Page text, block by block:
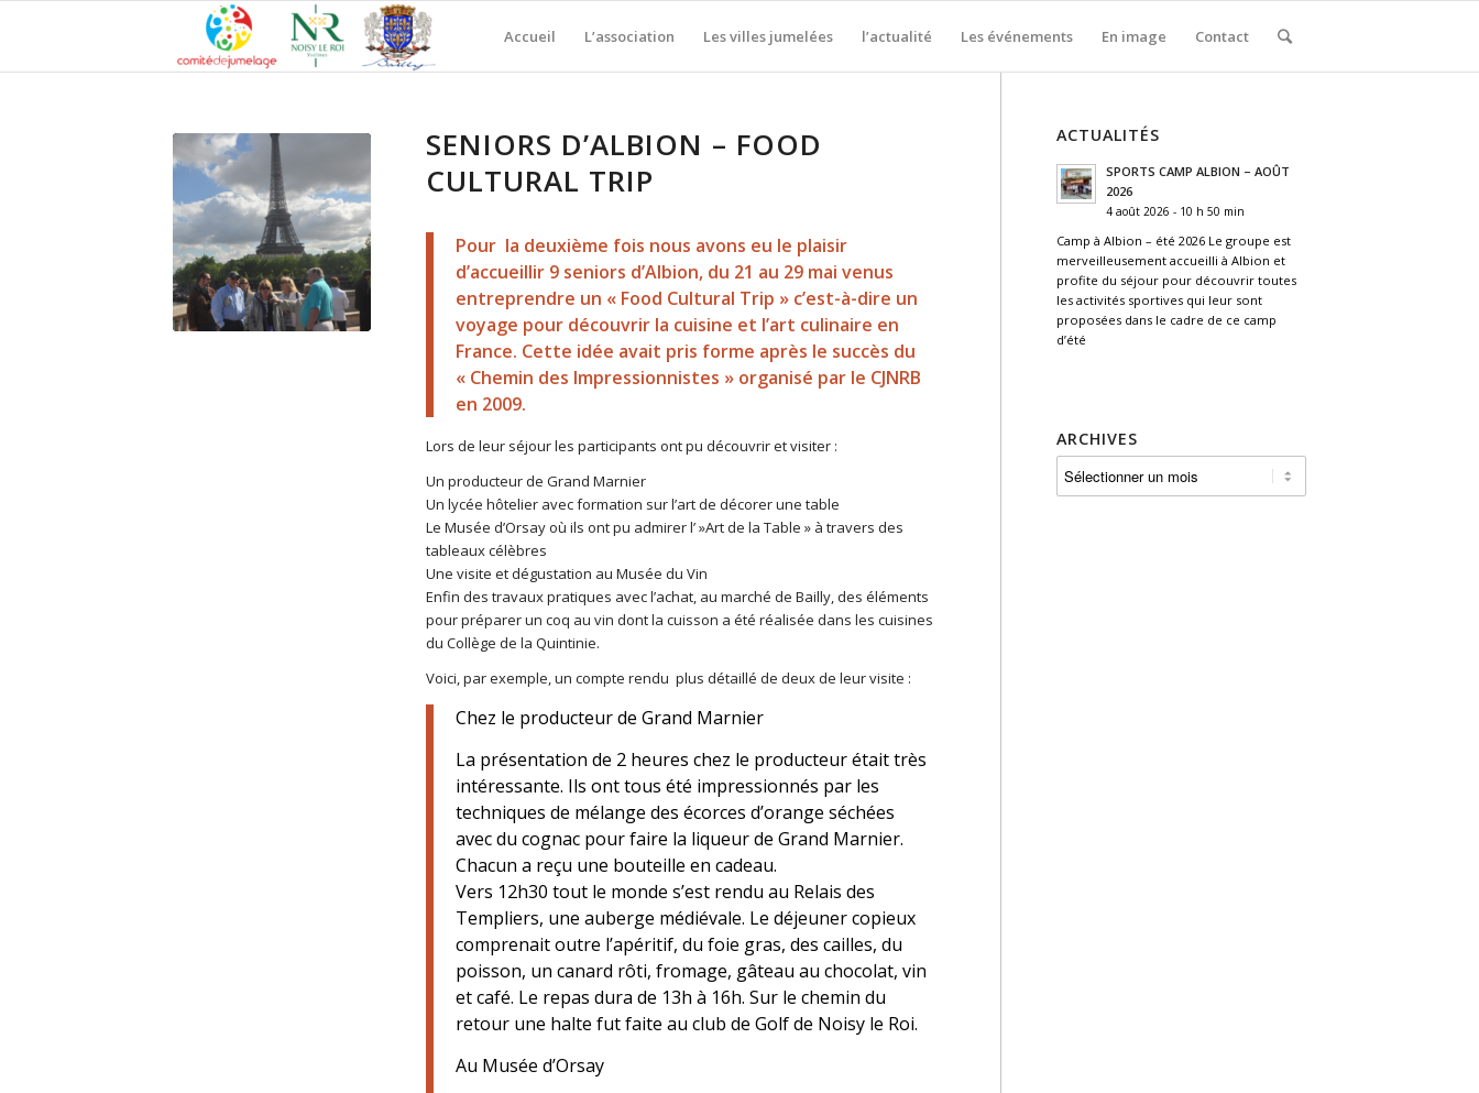
Accueil L’association Les villes jumelées l’actualité Les événements En image Contact
SENIORS D’ALBION – FOOD
CULTURAL TRIP
Pour la deuxième fois nous avons eu le plaisir
d’accueillir 9 seniors d’Albion, du 21 au 29 mai venus
entreprendre un « Food Cultural Trip » c’est-à-dire un
voyage pour découvrir la cuisine et l’art culinaire en
France. Cette idée avait pris forme après le succès du
« Chemin des Impressionnistes » organisé par le CJNRB
en 2009.
Lors de leur séjour les participants ont pu découvrir et visiter :
Un producteur de Grand Marnier
Un lycée hôtelier avec formation sur l’art de décorer une table
Le Musée d’Orsay où ils ont pu admirer l’ »Art de la Table » à travers des
tableaux célèbres
Une visite et dégustation au Musée du Vin
Enfin des travaux pratiques avec l’achat, au marché de Bailly, des éléments
pour préparer un coq au vin dont la cuisson a été réalisée dans les cuisines
du Collège de la Quintinie.
Voici, par exemple, un compte rendu plus détaillé de deux de leur visite :
Chez le producteur de Grand Marnier
La présentation de 2 heures chez le producteur était très
intéressante. Ils ont tous été impressionnés par les
techniques de mélange des écorces d’orange séchées
avec du cognac pour faire la liqueur de Grand Marnier.
Chacun a reçu une bouteille en cadeau.
Vers 12h30 tout le monde s’est rendu au Relais des
Templiers, une auberge médiévale. Le déjeuner copieux
comprenait outre l’apéritif, du foie gras, des cailles, du
poisson, un canard rôti, fromage, gâteau au chocolat, vin
et café. Le repas dura de 13h à 16h. Sur le chemin du
retour une halte fut faite au club de Golf de Noisy le Roi.
Au Musée d’Orsay
ACTUALITÉS
SPORTS CAMP ALBION – AOÛT
2026
4 août 2026 - 10 h 50 min
Camp à Albion – été 2026 Le groupe est
merveilleusement accueilli à Albion et
profite du séjour pour découvrir toutes
les activités sportives qui leur sont
proposées dans le cadre de ce camp
d’été
ARCHIVES